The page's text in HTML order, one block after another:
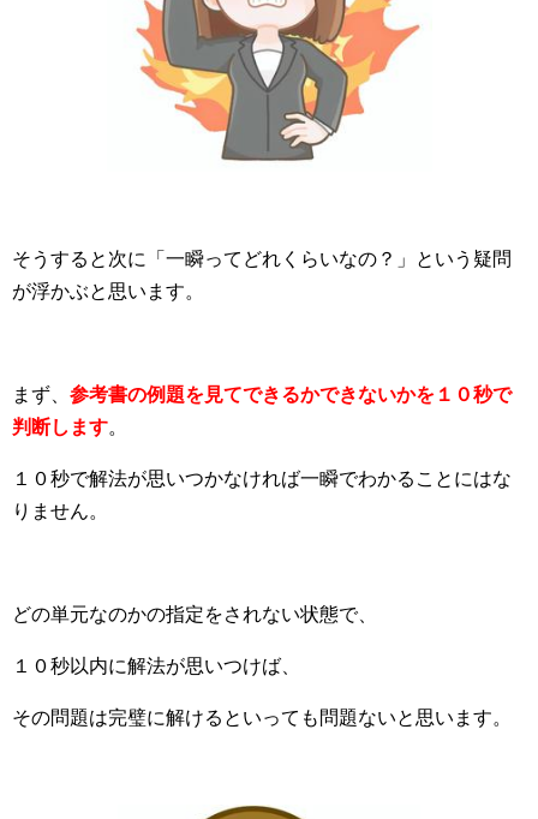
そうすると次に「一瞬ってどれくらいなの？」という疑問
が浮かぶと思います。
まず、 参考書の例題を見てできるかできないかを１０秒で
判断します。
１０秒で解法が思いつかなければ一瞬でわかることにはな
りません。
どの単元なのかの指定をされない状態で、
１０秒以内に解法が思いつけば、
その問題は完璧に解けるといっても問題ないと思います。